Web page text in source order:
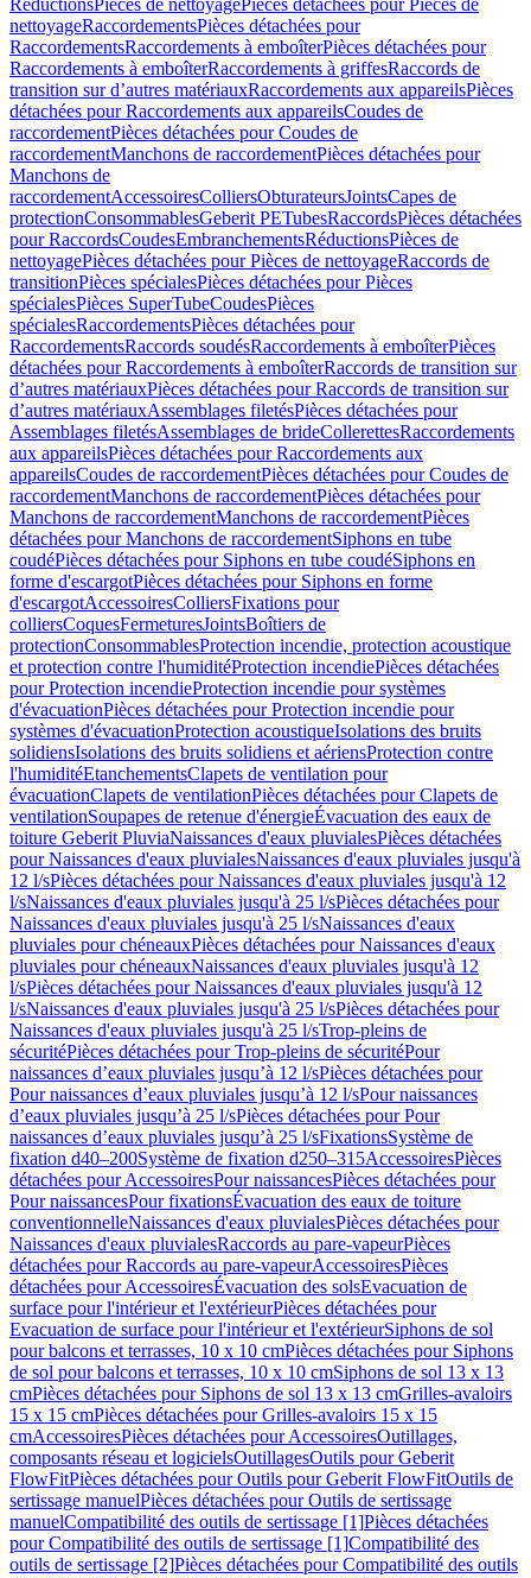
RéductionsPièces de nettoyagePièces détachées pour Pièces de
nettoyageRaccordementsPièces détachées pour
RaccordementsRaccordements à emboîterPièces détachées pour
Raccordements à emboîterRaccordements à griffesRaccords de
transition sur d’autres matériauxRaccordements aux appareilsPièces
détachées pour Raccordements aux appareilsCoudes de
raccordementPièces détachées pour Coudes de
raccordementManchons de raccordementPièces détachées pour
Manchons de
raccordementAccessoiresColliersObturateursJointsCapes de
protectionConsommablesGeberit PETubesRaccordsPièces détachées
pour RaccordsCoudesEmbranchementsRéductionsPièces de
nettoyagePièces détachées pour Pièces de nettoyageRaccords de
transitionPièces spécialesPièces détachées pour Pièces
spécialesPièces SuperTubeCoudesPièces
spécialesRaccordementsPièces détachées pour
RaccordementsRaccords soudésRaccordements à emboîterPièces
détachées pour Raccordements à emboîterRaccords de transition sur
d’autres matériauxPièces détachées pour Raccords de transition sur
d’autres matériauxAssemblages filetésPièces détachées pour
Assemblages filetésAssemblages de brideCollerettesRaccordements
aux appareilsPièces détachées pour Raccordements aux
appareilsCoudes de raccordementPièces détachées pour Coudes de
raccordementManchons de raccordementPièces détachées pour
Manchons de raccordementManchons de raccordementPièces
détachées pour Manchons de raccordementSiphons en tube
coudéPièces détachées pour Siphons en tube coudéSiphons en
forme d'escargotPièces détachées pour Siphons en forme
d'escargotAccessoiresColliersFixations pour
colliersCoquesFermeturesJointsBoîtiers de
protectionConsommablesProtection incendie, protection acoustique
et protection contre l'humiditéProtection incendiePièces détachées
pour Protection incendieProtection incendie pour systèmes
d'évacuationPièces détachées pour Protection incendie pour
systèmes d'évacuationProtection acoustiqueIsolations des bruits
solidiensIsolations des bruits solidiens et aériensProtection contre
l'humiditéEtanchementsClapets de ventilation pour
évacuationClapets de ventilationPièces détachées pour Clapets de
ventilationSoupapes de retenue d'énergieÉvacuation des eaux de
toiture Geberit PluviaNaissances d'eaux pluvialesPièces détachées
pour Naissances d'eaux pluvialesNaissances d'eaux pluviales jusqu'à
12 l/sPièces détachées pour Naissances d'eaux pluviales jusqu'à 12
l/sNaissances d'eaux pluviales jusqu'à 25 l/sPièces détachées pour
Naissances d'eaux pluviales jusqu'à 25 l/sNaissances d'eaux
pluviales pour chéneauxPièces détachées pour Naissances d'eaux
pluviales pour chéneauxNaissances d'eaux pluviales jusqu'à 12
l/sPièces détachées pour Naissances d'eaux pluviales jusqu'à 12
l/sNaissances d'eaux pluviales jusqu'à 25 l/sPièces détachées pour
Naissances d'eaux pluviales jusqu'à 25 l/sTrop-pleins de
sécuritéPièces détachées pour Trop-pleins de sécuritéPour
naissances d’eaux pluviales jusqu’à 12 l/sPièces détachées pour
Pour naissances d’eaux pluviales jusqu’à 12 l/sPour naissances
d’eaux pluviales jusqu’à 25 l/sPièces détachées pour Pour
naissances d’eaux pluviales jusqu’à 25 l/sFixationsSystème de
fixation d40–200Système de fixation d250–315AccessoiresPièces
détachées pour AccessoiresPour naissancesPièces détachées pour
Pour naissancesPour fixationsÉvacuation des eaux de toiture
conventionnelleNaissances d'eaux pluvialesPièces détachées pour
Naissances d'eaux pluvialesRaccords au pare-vapeurPièces
détachées pour Raccords au pare-vapeurAccessoiresPièces
détachées pour AccessoiresÉvacuation des solsEvacuation de
surface pour l'intérieur et l'extérieurPièces détachées pour
Evacuation de surface pour l'intérieur et l'extérieurSiphons de sol
pour balcons et terrasses, 10 x 10 cmPièces détachées pour Siphons
de sol pour balcons et terrasses, 10 x 10 cmSiphons de sol 13 x 13
cmPièces détachées pour Siphons de sol 13 x 13 cmGrilles-avaloirs
15 x 15 cmPièces détachées pour Grilles-avaloirs 15 x 15
cmAccessoiresPièces détachées pour AccessoiresOutillages,
composants réseau et logicielsOutillagesOutils pour Geberit
FlowFitPièces détachées pour Outils pour Geberit FlowFitOutils de
sertissage manuelPièces détachées pour Outils de sertissage
manuelCompatibilité des outils de sertissage [1]Pièces détachées
pour Compatibilité des outils de sertissage [1]Compatibilité des
outils de sertissage [2]Pièces détachées pour Compatibilité des outils